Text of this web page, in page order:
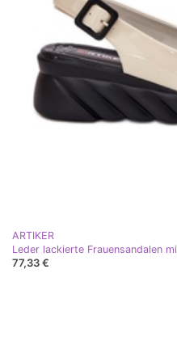
ARTIKER
77,33 €